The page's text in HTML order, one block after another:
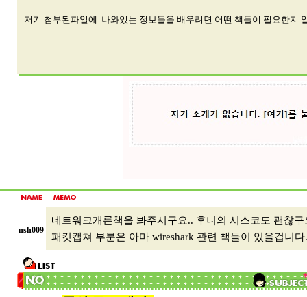
저기 첨부된파일에 나와있는 정보들을 배우려면 어떤 책들이 필요한지
nsh009
네트워크개론책을 봐주시구요.. 후니의 시스코도 괜찮
패킷캡쳐 부분은 아마 wireshark 관련 책들이 있을겁니다.